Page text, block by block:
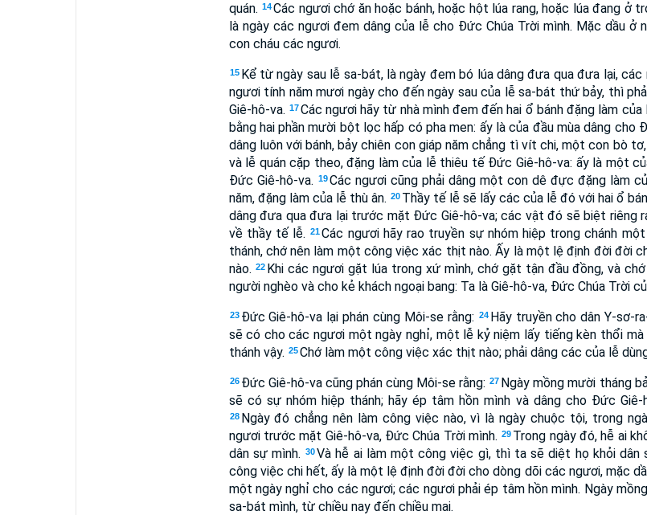
quán. 14Các ngươi chớ ăn hoặc bánh, hoặc hột lúa rang, hoặc lúa đang ở
là ngày các ngươi đem dâng của lễ cho Ðức Chúa Trời mình. Mặc dầu ở
con cháu các ngươi.
15 Kể từ ngày sau lễ sa-bát, là ngày đem bó lúa dâng đưa qua đưa lại,
ngươi tính năm mươi ngày cho đến ngày sau của lễ sa-bát thứ bảy, thì
Giê-hô-va. 17Các ngươi hãy từ nhà mình đem đến hai ổ bánh đặng làm
bằng hai phần mười bột lọc hấp có pha men: ấy là của đầu mùa dâng cho
dâng luôn với bánh, bảy chiên con giáp năm chẳng tì vít chi, một con bò
và lễ quán cặp theo, đặng làm của lễ thiêu tế Ðức Giê-hô-va: ấy là một
Ðức Giê-hô-va. 19Các ngươi cũng phải dâng một con dê đực đặng làm
năm, đặng làm của lễ thù ân. 20 Thầy tế lễ sẽ lấy các của lễ đó với hai ổ
dâng đưa qua đưa lại trước mặt Ðức Giê-hô-va; các vật đó sẽ biệt riêng
về thầy tế lễ.
21 Các ngươi hãy rao truyền sự nhóm hiệp trong chánh
thánh, chớ nên làm một công việc xác thịt nào. Ấy là một lệ định đời đời
nào. 22 Khi các ngươi gặt lúa trong xứ mình, chớ gặt tận đầu đồng, và
người nghèo và cho kẻ khách ngoại bang: Ta là Giê-hô-va, Ðức Chúa Trời
23 Ðức Giê-hô-va lại phán cùng Môi-se rằng: 24 Hãy truyền cho dân Y-sơ-
sẽ có cho các ngươi một ngày nghỉ, một lễ kỷ niệm lấy tiếng kèn thổi
thánh vậy. 25 Chớ làm một công việc xác thịt nào; phải dâng các của lễ
26 Ðức Giê-hô-va cũng phán cùng Môi-se rằng: 27 Ngày mồng mười tháng
sẽ có sự nhóm hiệp thánh; hãy ép tâm hồn mình và dâng cho Ðức
28 Ngày đó chẳng nên làm công việc nào, vì là ngày chuộc tội, trong
ngươi trước mặt Giê-hô-va, Ðức Chúa Trời mình. 29 Trong ngày đó, hễ ai
dân sự mình. 30Và hễ ai làm một công việc gì, thì ta sẽ diệt họ khỏi dân
công việc chi hết, ấy là một lệ định đời đời cho dòng dõi các ngươi, mặc
một ngày nghỉ cho các ngươi; các ngươi phải ép tâm hồn mình. Ngày
sa-bát mình, từ chiều nay đến chiều mai.